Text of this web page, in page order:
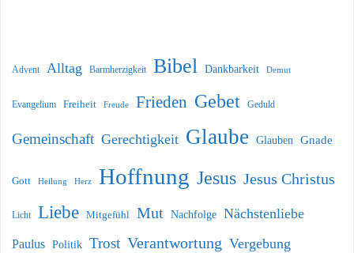
Advent Alltag Barmherzigkeit Bibel Dankbarkeit Demut
Evangelium Freiheit Freude Frieden Gebet Geduld
Gemeinschaft Gerechtigkeit Glaube Glauben Gnade
Gott Heilung Herz Hoffnung Jesus Jesus Christus
Licht Liebe Mitgefühl Mut Nachfolge Nächstenliebe
Paulus Politik Trost Verantwortung Vergebung